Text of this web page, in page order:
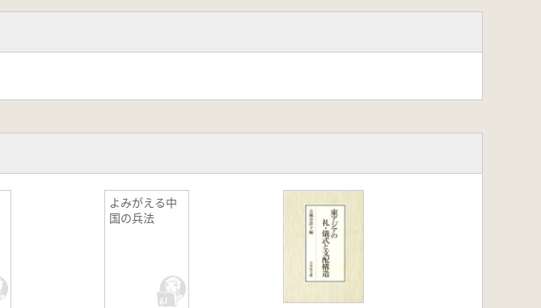
よみがえる中
国の兵法